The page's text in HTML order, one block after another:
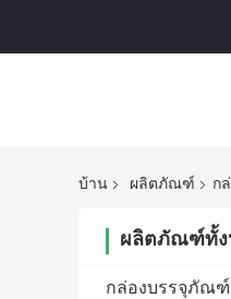
บ้าน ผลิตภัณฑ์ ก
ผลิตภัณฑ์ทั้ง
กล่องบรรจุภัณฑ์